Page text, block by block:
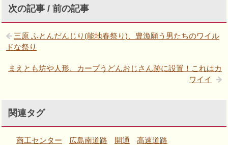
次の記事 / 前の記事
三原 ふとんだんじり(能地春祭り)、豊漁願う男たちのワイル
ドな祭り
まえとも坊や人形、カープうどんおじさん跡に設置！これはカ
ワイイ
関連タグ
商工センター 広島南道路 開通 高速道路